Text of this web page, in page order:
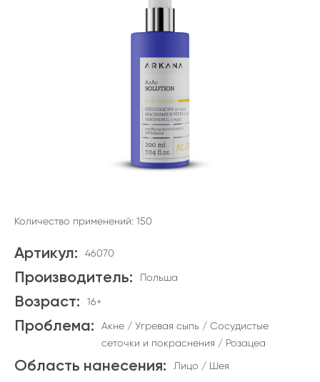
Количество применений: 150
Артикул: 46070
Производитель: Польша
Возраст: 16+
Проблема:
Акне / Угревая сыпь / Сосудистые
сеточки и покраснения / Розацеа
Область нанесения: Лицо / Шея